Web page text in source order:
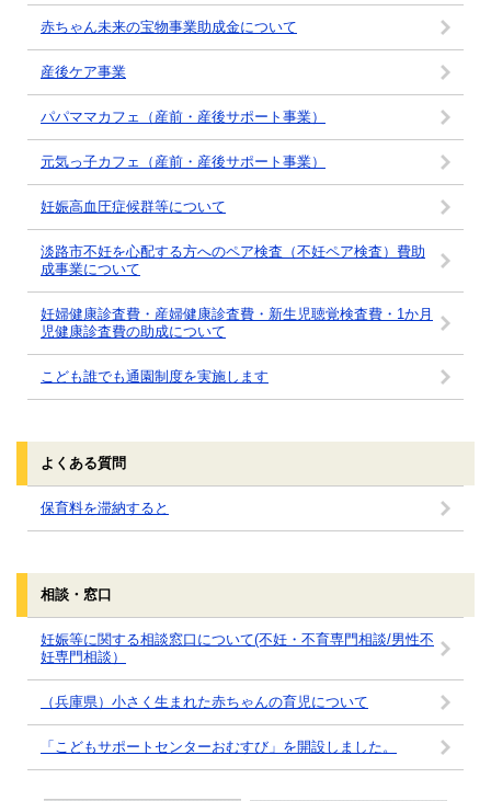
赤ちゃん未来の宝物事業助成金について
産後ケア事業
パパママカフェ（産前・産後サポート事業）
元気っ子カフェ（産前・産後サポート事業）
妊娠高血圧症候群等について
淡路市不妊を心配する方へのペア検査（不妊ペア検査）費助
成事業について
妊婦健康診査費・産婦健康診査費・新生児聴覚検査費・1か月
児健康診査費の助成について
こども誰でも通園制度を実施します
よくある質問
保育料を滞納すると
相談・窓口
妊娠等に関する相談窓口について(不妊・不育専門相談/男性不
妊専門相談）
（兵庫県）小さく生まれた赤ちゃんの育児について
「こどもサポートセンターおむすび」を開設しました。